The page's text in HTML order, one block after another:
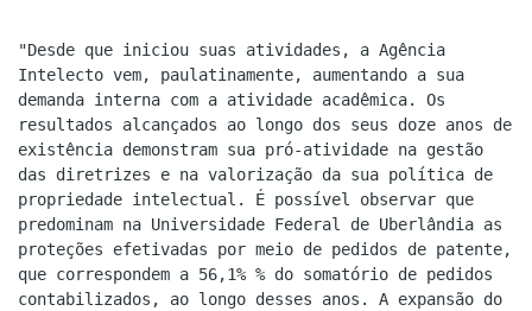
"Desde que iniciou suas atividades, a Agência
Intelecto vem, paulatinamente, aumentando a sua
demanda interna com a atividade acadêmica. Os
resultados alcançados ao longo dos seus doze anos de
existência demonstram sua pró-atividade na gestão
das diretrizes e na valorização da sua política de
propriedade intelectual. É possível observar que
predominam na Universidade Federal de Uberlândia as
proteções efetivadas por meio de pedidos de patente,
que correspondem a 56,1% % do somatório de pedidos
contabilizados, ao longo desses anos. A expansão do